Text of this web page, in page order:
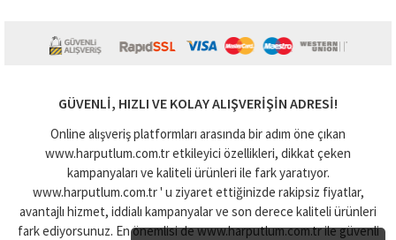
GÜVENLI, HIZLI VE KOLAY ALIŞVERIŞIN ADRESI!
Online alışveriş platformları arasında bir adım öne çıkan
www.harputlum.com.tr etkileyici özellikleri, dikkat çeken
kampanyaları ve kaliteli ürünleri ile fark yaratıyor.
www.harputlum.com.tr ' u ziyaret ettiğinizde rakipsiz fiyatlar,
avantajlı hizmet, iddialı kampanyalar ve son derece kaliteli ürünleri
fark ediyorsunuz. En önemlisi de www.harputlum.com.tr ile güvenli